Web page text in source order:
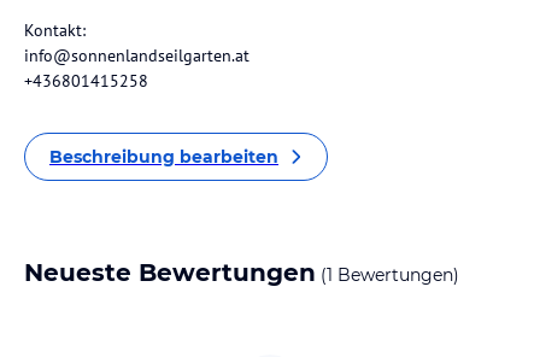
Kontakt:
info@sonnenlandseilgarten.at
+436801415258
Beschreibung bearbeiten
Neueste Bewertungen (1 Bewertungen)